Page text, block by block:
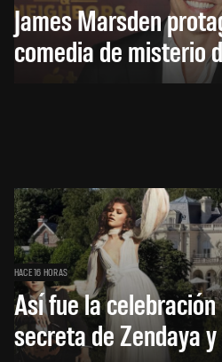
James Marsden
comedia de misterio
HACE 16 HORAS
Así fue la
secreta de Zendaya